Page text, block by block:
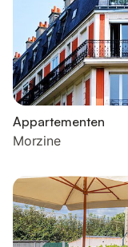
Appartementen
Morzine